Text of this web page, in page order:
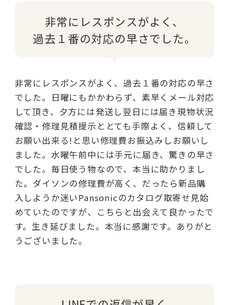
非常にレスポンスがよく、
過去１番の対応の早さでした。
非常にレスポンスがよく、過去１番の対応の早さ
でした。日曜にもかかわらず、素早くメール対応
して頂き、夕方には発送し翌日には届き現物状況
確認・修理見積提示ととても手際よく、信頼して
お願い出来る!と思い修理費お振込みしお願いし
ました。水曜午前中には手元に届き、驚きの早さ
でした。毎日使う物なので、本当に助かりまし
た。ダイソンの修理費が高く、だったら新品購
入しようか迷いPansonicのカタログ取寄せ見始
めていたのですが、こちらと出会えて良かったで
す。生き延びました。本当に感謝です。ありがと
うございました。